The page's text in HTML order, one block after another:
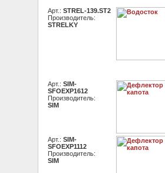
Арт.: STREL-139.ST2
Производитель:
STRELKY
Арт.: SIM-
SFOEXP1612
Производитель:
SIM
Арт.: SIM-
SFOEXP1112
Производитель:
SIM